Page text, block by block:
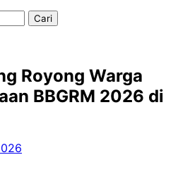
Royong Warga
BBGRM 2026 di